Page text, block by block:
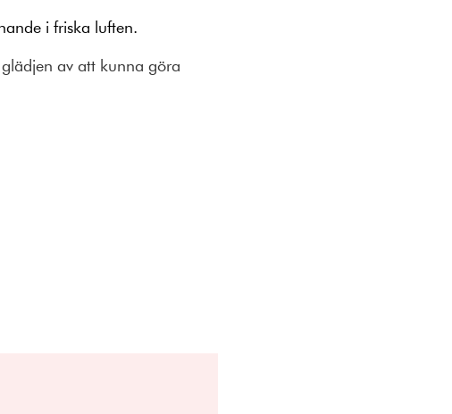
i friska luften.
av att kunna göra